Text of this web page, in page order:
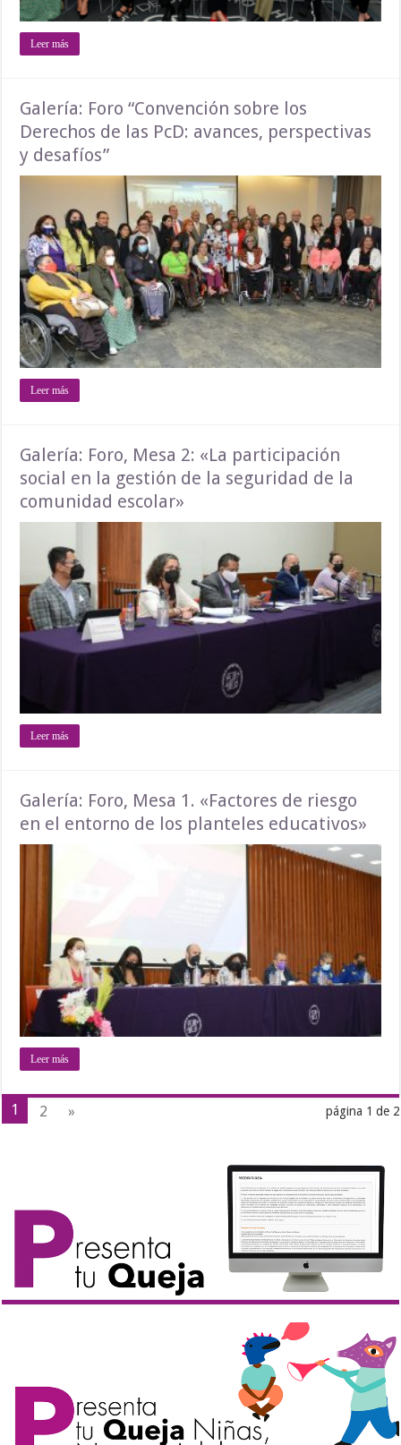
Leer más
Galería: Foro “Convención sobre los
Derechos de las PcD: avances, perspectivas
y desafíos”
Leer más
Galería: Foro, Mesa 2: «La participación
social en la gestión de la seguridad de la
comunidad escolar»
Leer más
Galería: Foro, Mesa 1. «Factores de riesgo
en el entorno de los planteles educativos»
Leer más
página 1 de 2
1 2 »